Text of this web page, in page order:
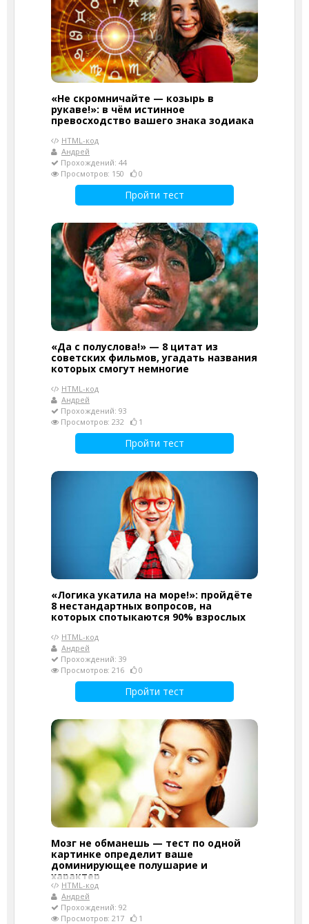
«Не скромничайте — козырь в
рукаве!»: в чём истинное
превосходство вашего знака зодиака
HTML-код
Андрей
Прохождений: 44
Просмотров: 150
0
Пройти тест
«Да с полуслова!» — 8 цитат из
советских фильмов, угадать названия
которых смогут немногие
HTML-код
Андрей
Прохождений: 93
Просмотров: 232
1
Пройти тест
«Логика укатила на море!»: пройдёте
8 нестандартных вопросов, на
которых спотыкаются 90% взрослых
HTML-код
Андрей
Прохождений: 39
Просмотров: 216
0
Пройти тест
Мозг не обманешь — тест по одной
картинке определит ваше
доминирующее полушарие и
характер
HTML-код
Андрей
Прохождений: 92
Просмотров: 217
1